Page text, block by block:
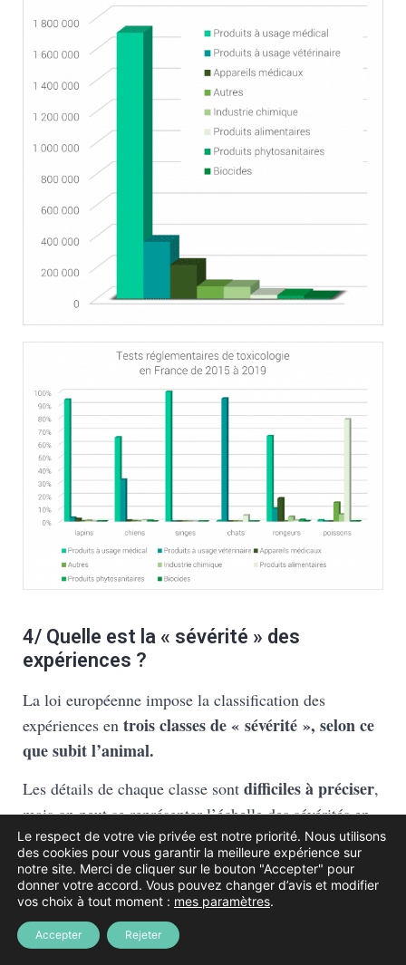
4/ Quelle est la « sévérité » des
expériences ?
La loi européenne impose la classification des
expériences en trois classes de « sévérité », selon ce
que subit l’animal.
Les détails de chaque classe sont difficiles à préciser,
mais on peut se représenter l’échelle des sévérités en
partant de l’inconfort généré par une prise de sang
(exemple de procédure « légère ») pour aller jusqu’à
l’inoculation d’une maladie grave, dégénérative, voire
mortelle, avec laquelle l’animal devra vivre pendant
plusieurs jours, voire plusieurs mois ou plusieurs
Le respect de votre vie privée est notre priorité. Nous utilisons
des cookies pour vous garantir la meilleure expérience sur
notre site. Merci de cliquer sur le bouton "Accepter" pour
donner votre accord. Vous pouvez changer d’avis et modifier
vos choix à tout moment : mes paramètres.
Accepter Rejeter